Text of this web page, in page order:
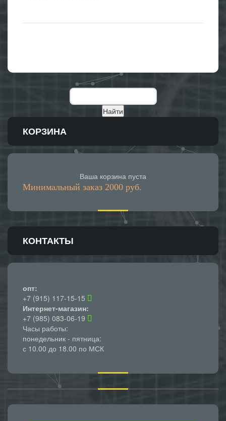
КОРЗИНА
Ваша корзина пуста
Минимальный заказ 2000 руб.
КОНТАКТЫ
опт:
+7 (915) 117-15-15
Интернет-магазин:
+7 (985) 083-06-19
Часы работы:
понедельник - пятница:
с 10.00 до 18.00 по МСК